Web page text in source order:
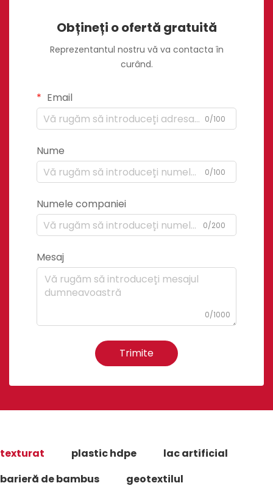
Obțineți o ofertă gratuită
Reprezentantul nostru vă va contacta în
curând.
Email
0/100
Nume
0/100
Numele companiei
0/200
Mesaj
0/1000
Trimite
texturat plastic hdpe
lac artificial
barieră de bambus
geotextilul